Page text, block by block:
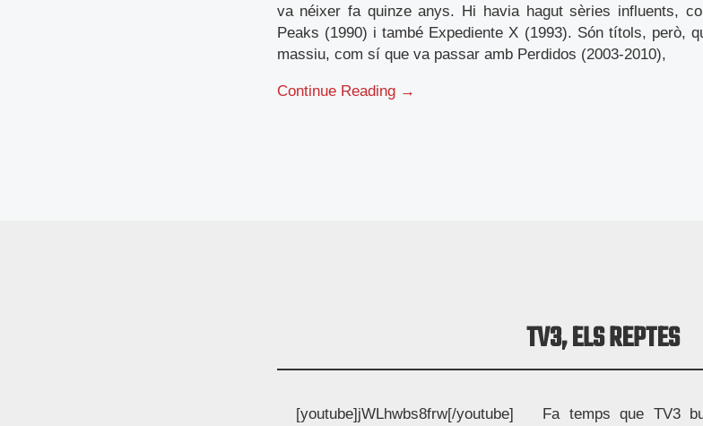
va néixer fa quinze anys. Hi havia hagut sèries influents,
Peaks (1990) i també Expediente X (1993). Són títols, però,
massiu, com sí que va passar amb Perdidos (2003-2010),
Continue Reading →
TV3, ELS REPTES
[youtube]jWLhwbs8frw[/youtube] Fa temps que TV3